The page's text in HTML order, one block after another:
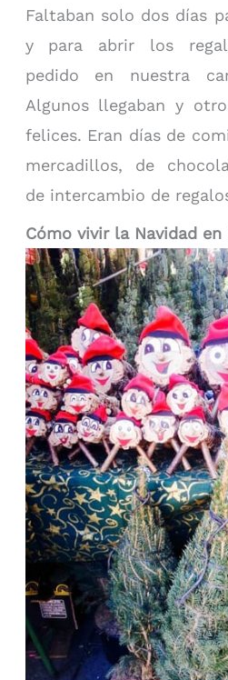
Faltaban solo dos días
y para abrir los
pedido en nuestra
Algunos llegaban y
felices. Eran días de
mercadillos, de
de intercambio de
Cómo vivir la Navidad en